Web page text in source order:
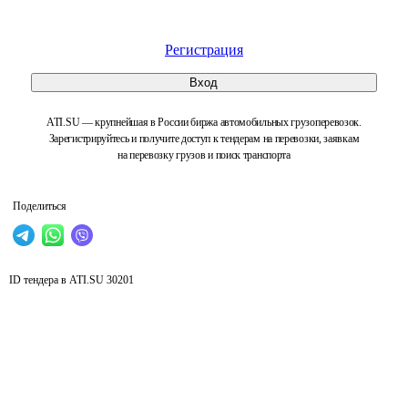
Регистрация
Вход
ATI.SU — крупнейшая в России биржа автомобильных грузоперевозок.
Зарегистрируйтесь и получите доступ к тендерам на перевозки, заявкам
на перевозку грузов и поиск транспорта
Поделиться
ID тендера в ATI.SU 30201